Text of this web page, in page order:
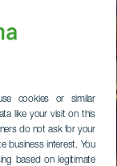
cookies or similar
like your visit on this
do not ask for your
business interest. You
based on legitimate